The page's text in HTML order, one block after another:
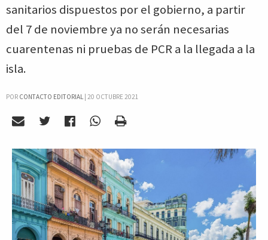
sanitarios dispuestos por el gobierno, a partir
del 7 de noviembre ya no serán necesarias
cuarentenas ni pruebas de PCR a la llegada a la
isla.
POR CONTACTO EDITORIAL| 20 OCTUBRE 2021